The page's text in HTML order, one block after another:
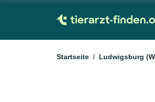
Startseite Ludwigsburg